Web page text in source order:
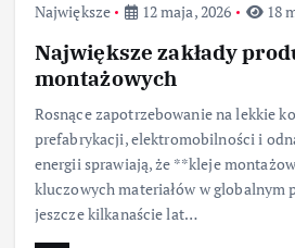
Największe 12 maja, 2026 18
Największe zakłady
montażowych
Rosnące zapotrzebowanie na lekkie
prefabrykacji, elektromobilności i
energii sprawiają, że **kleje
kluczowych materiałów w globalnym
jeszcze kilkanaście lat…